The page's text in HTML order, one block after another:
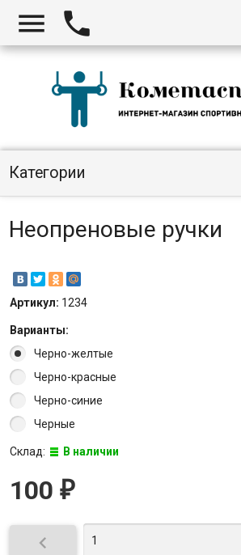
 
Категории
Неопреновые ручки
Артикул: 1234
Варианты:
Черно-желтые
Черно-красные
Черно-синие
Черные
Склад: В наличии
100 ₽
